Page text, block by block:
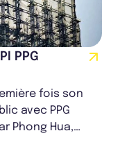
PPG
fois son
avec PPG
Phong Hua,
d...